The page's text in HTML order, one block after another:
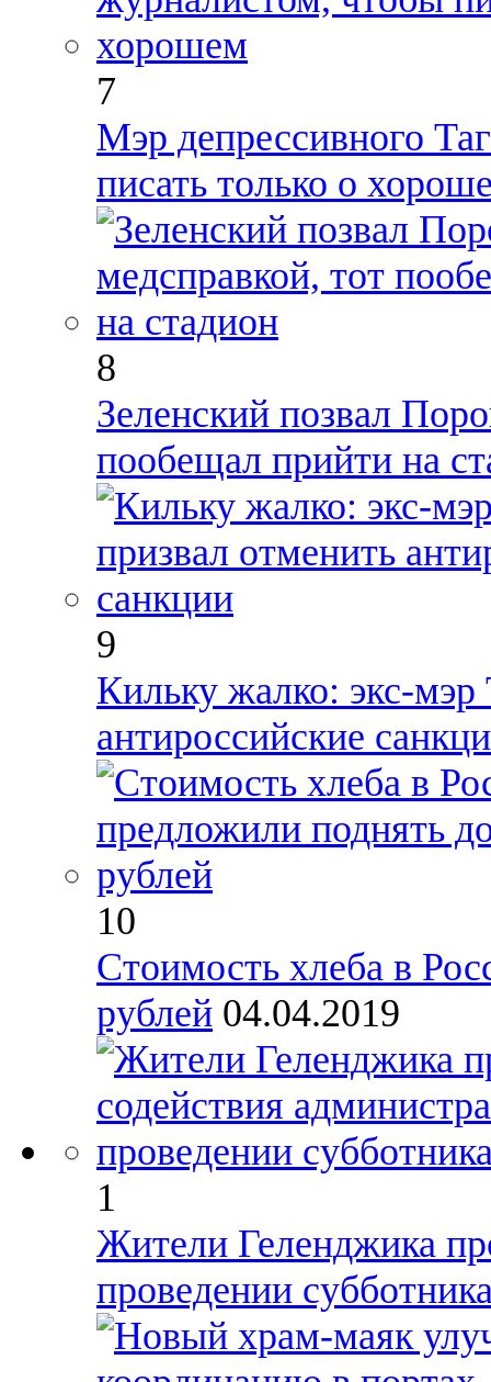
7
Мэр депрессивного
писать только о
8
Зеленский позвал
пообещал прийти на
9
Кильку жалко: экс-мэр
антироссийские
10
Стоимость хлеба в
рублей 04.04.2019
1
Жители Геленджика
проведении